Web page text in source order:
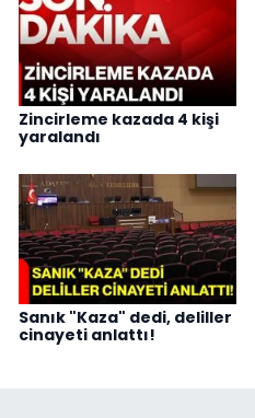
Zincirleme kazada 4 kişi
yaralandı
Sanık "Kaza" dedi, deliller
cinayeti anlattı!